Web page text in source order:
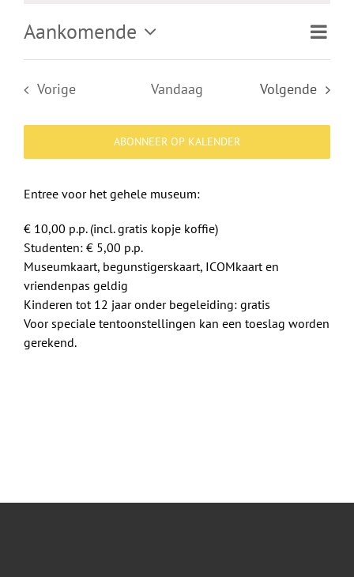
Over Ons
Lijst
Aankomende
Selecteer
datum.
VorigeEvenementenVandaag
Volgende
ABONNEER OP KALENDER
Entree voor het gehele museum:
€ 10,00 p.p. (incl. gratis kopje koffie)
Studenten: € 5,00 p.p.
Museumkaart, begunstigerskaart, ICOMkaart en
vriendenpas geldig
Kinderen tot 12 jaar onder begeleiding: gratis
Voor speciale tentoonstellingen kan een toeslag worden
gerekend.